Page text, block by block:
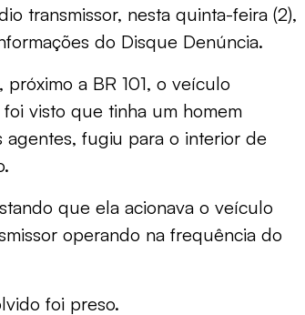
transmissor, nesta quinta-feira (2),
do Disque Denúncia.
a BR 101, o veículo
visto que tinha um homem
fugiu para o interior de
que ela acionava o veículo
operando na frequência do
foi preso.